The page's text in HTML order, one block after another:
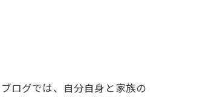
ログでは、自分自身と家族の